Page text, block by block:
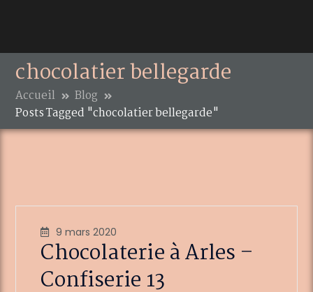
chocolatier bellegarde
Accueil
Blog
Posts Tagged "chocolatier bellegarde"
9 mars 2020
Chocolaterie à Arles –
Confiserie 13